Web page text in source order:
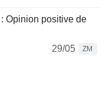
Opinion positive de
29/05
ZM